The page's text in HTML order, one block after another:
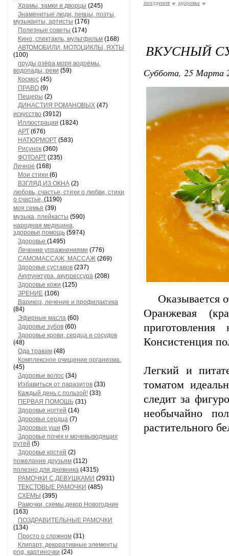
Храмы, замки и дворцы (245)
Знаменитые люди, певцы, поэты,
музыканты, артисты (176)
Полезные советы (174)
Кино, спектакль, мультфильм (168)
АВТОМОБИЛИ, МОТОЦИКЛЫ, ЯХТЫ
(100)
пруды,озёра,моря,водоёмы,
водопады, реки (59)
Космос (45)
ПРАВО (9)
Пещеры (2)
ДИНАСТИЯ РОМАНОВЫХ (47)
искусство (3912)
Иллюстрации (1824)
АРТ (676)
НАТЮРМОРТ (583)
Рисунок (360)
ФОТОАРТ (235)
Личное (168)
Мои стихи (6)
ВЗГЛЯД ИЗ ОКНА (2)
любовь, счастье, стихи о любви, стихи
о счастье, (1190)
моя семья (39)
музыка, плейкасты (590)
народная медицина,
здоровье,помощь (5974)
Здоровье (1495)
Лечение упражнениями (776)
САМОМАССАЖ, МАССАЖ (269)
Здоровье суставов (237)
Акупунктура, акупрессура (208)
Здоровье кожи (125)
ЗРЕНИЕ (106)
Варикоз, лечение и профилактика
(84)
Эфирные масла (60)
Здоровье зубов (60)
Здоровье крови, сердца и сосудов
(48)
Ода травам (48)
Комплексное очищение организма.
(45)
Здоровье волос (34)
Избавиться от паразитов (33)
Каждый день с пользой! (33)
ПЕРВАЯ ПОМОЩЬ (31)
Здоровье ногтей (14)
Здоровье сердца (7)
Здоровые уши (5)
Здоровье почек и мочевыводящих
путей (5)
Здоровье костей (2)
пожелание друзьям (112)
полезно для дневника (4315)
РАМОЧКИ С ДЕВУШКАМИ (2931)
ТЕКСТОВЫЕ РАМОЧКИ (485)
СХЕМЫ (395)
Рамочки, схемы,декор Новогодние
(163)
ПОЗДРАВИТЕЛЬНЫЕ РАМОЧКИ
(134)
Просто о сложном (31)
Клипарт, декоративные элементы
png, картиночки (24)
похудения
здоровье
ВКУСНЫЙ
Суббота, 25 Марта
Оказывается
Оранжевая
Консистенция
Легкий и
томатом
следит за
необычайно
растительного